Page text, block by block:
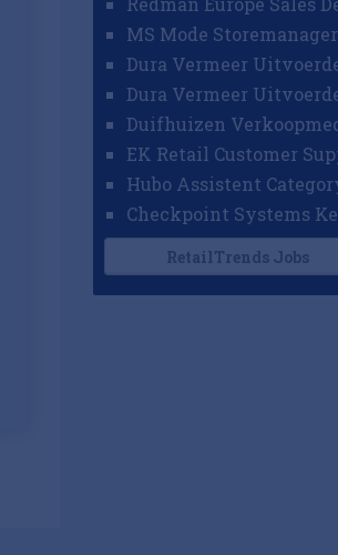
MS Mode Storemanager
RetailTrends Jobs